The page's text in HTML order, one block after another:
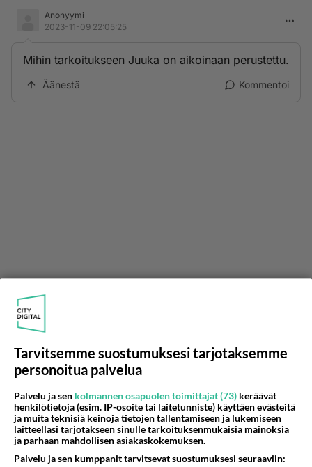
Anonyymi
2023-11-09 22:05:25
Mihin tarkoitukseen Juuka on aikoinaan perustettu.
Äänestä Kommentoi
Tarvitsemme suostumuksesi tarjotaksemme
personoitua palvelua
Palvelu ja sen kolmannen osapuolen toimittajat (73) keräävät
henkilötietoja (esim. IP-osoite tai laitetunniste) käyttäen evästeitä
ja muita teknisiä keinoja tietojen tallentamiseen ja lukemiseen
laitteellasi tarjotakseen sinulle tarkoituksenmukaisia mainoksia
ja parhaan mahdollisen asiakaskokemuksen.
Palvelu ja sen kumppanit tarvitsevat suostumuksesi seuraaviin: